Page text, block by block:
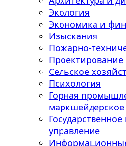
Экология
Экономика и
Изыскания
Пожарно-
Проектирование
Сельское
Психология
Горная
маркшейдерское
управление